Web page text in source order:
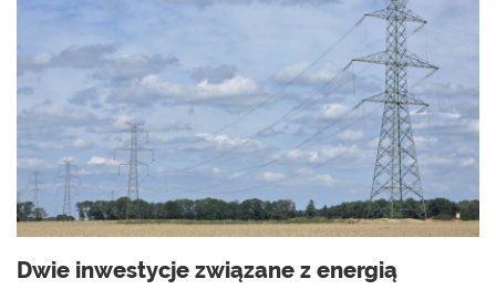
Dwie inwestycje związane z energią